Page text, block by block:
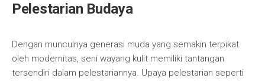
Pelestarian Budaya
Dengan munculnya generasi muda yang semakin terpikat
oleh modernitas, seni wayang kulit memiliki tantangan
tersendiri dalam pelestariannya. Upaya pelestarian seperti